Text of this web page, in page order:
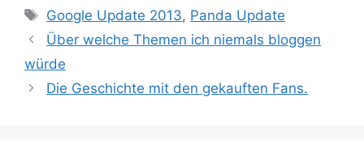
Schlagwörter
Google Update 2013, Panda Update
Über welche Themen ich niemals bloggen
würde
Die Geschichte mit den gekauften Fans.